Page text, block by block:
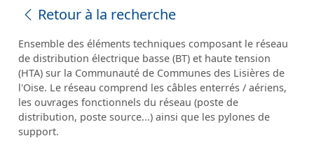
Retour à la recherche
Ensemble des éléments techniques composant le réseau
de distribution électrique basse (BT) et haute tension
(HTA) sur la Communauté de Communes des Lisières de
l'Oise. Le réseau comprend les câbles enterrés / aériens,
les ouvrages fonctionnels du réseau (poste de
distribution, poste source...) ainsi que les pylones de
support.